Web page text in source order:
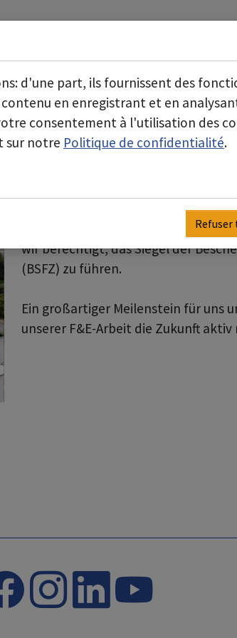
unserer Arbeit –
Dank eines genehmigten
wir berechtigt, das Siegel der
(BSFZ) zu führen.
Ein großartiger Meilenstein für uns
unserer F&E-Arbeit die Zukunft
d'une part, ils fournissent des
en enregistrant et en
consentement à l'utilisation des
sur notre Politique de confidentialité.
Refuser